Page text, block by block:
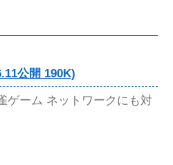
公開 190K)
ゲーム ネットワークにも対